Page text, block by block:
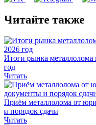
Читайте также
Итоги рынка металлолома
год
Читать
Приём металлолома от
и порядок сдачи
Читать